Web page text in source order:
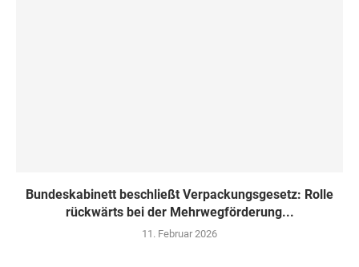
Bundeskabinett beschließt Verpackungsgesetz: Rolle
rückwärts bei der Mehrwegförderung...
11. Februar 2026